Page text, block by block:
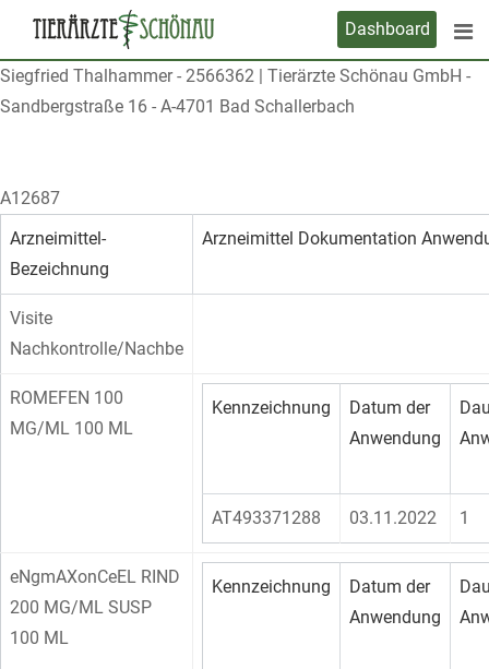
content
Dashboard
Siegfried Thalhammer- 2566362 | Tierärzte Schönau GmbH -
Sandbergstraße 16 - A-4701 Bad Schallerbach
A12687
Arzneimittel-
Bezeichnung
Arzneimittel Dokumentation
Visite
Nachkontrolle/Nachbe
ROMEFEN 100
MG/ML 100 ML
Kennzeichnung
Datum der
Anwendung
AT493371288 03.11.2022 1
eNgmAXonCeEL RIND
200 MG/ML SUSP
100 ML
Kennzeichnung
Datum der
Anwendung